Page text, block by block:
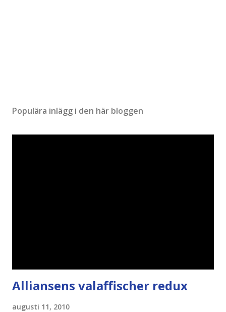
Populära inlägg i den här bloggen
Alliansens valaffischer redux
augusti 11, 2010